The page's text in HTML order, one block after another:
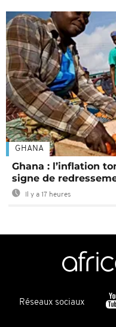
GHANA
Ghana : l’inflation
signe de
Il y a 17 heures
Réseaux sociaux